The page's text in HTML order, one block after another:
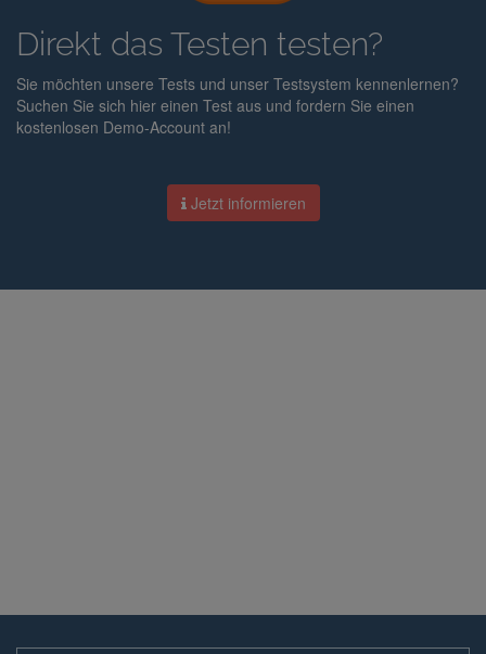
Direkt das Testen testen?
Sie möchten unsere Tests und unser Testsystem kennenlernen?
Suchen Sie sich hier einen Test aus und fordern Sie einen
kostenlosen Demo-Account an!
Jetzt informieren